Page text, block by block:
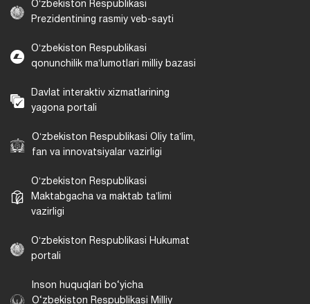
Oʻzbekiston Respublikasi
Prezidentining rasmiy veb-sayti
Oʻzbekiston Respublikasi
qonunchilik maʼlumotlari milliy bazasi
Davlat interaktiv xizmatlarining
yagona portali
Oʻzbekiston Respublikasi Oliy taʼlim,
fan va innovatsiyalar vazirligi
Oʻzbekiston Respublikasi
Maktabgacha va maktab taʼlimi
vazirligi
Oʻzbekiston Respublikasi Hukumat
portali
Inson huquqlari bo‘yicha
O‘zbekiston Respublikasi Milliy